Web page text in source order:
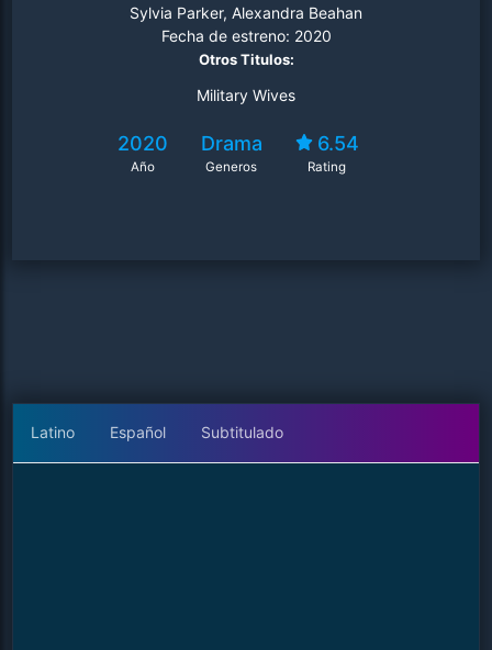
Sylvia Parker, Alexandra Beahan
Fecha de estreno: 2020
Otros Titulos:
Military Wives
2020
Año
Drama
Generos
6.54
Rating
Latino Español Subtitulado